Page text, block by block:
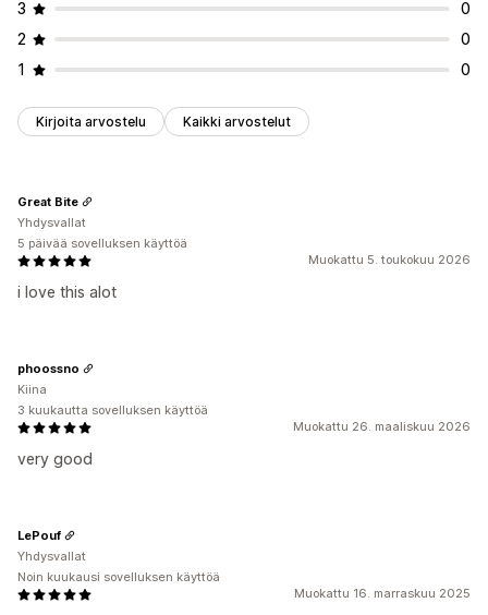
3
0
2
0
1
0
Kirjoita arvostelu Kaikki arvostelut
Muokattu 5. toukokuu 2026
i love this alot
Great Bite
Yhdysvallat
5 päivää sovelluksen käyttöä
Muokattu 26. maaliskuu 2026
very good
phoossno
Kiina
3 kuukautta sovelluksen käyttöä
Muokattu 16. marraskuu 2025
LePouf
Yhdysvallat
Noin kuukausi sovelluksen käyttöä